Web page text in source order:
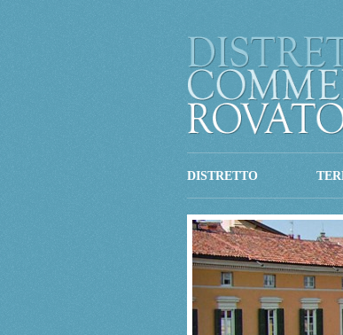
DISTRETTO